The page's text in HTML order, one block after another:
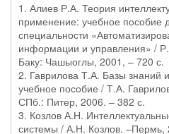
1. Алиев Р.А. Теория
применение: учебное пособие
специальности
информации и управления» /
Баку: Чашыоглы, 2001, – 720 с.
2. Гаврилова Т.А. Базы знаний
учебное пособие / Т.А.
СПб.: Питер, 2006. – 382 с.
3. Козлов А.Н.
системы / А.Н. Козлов. –Пермь,